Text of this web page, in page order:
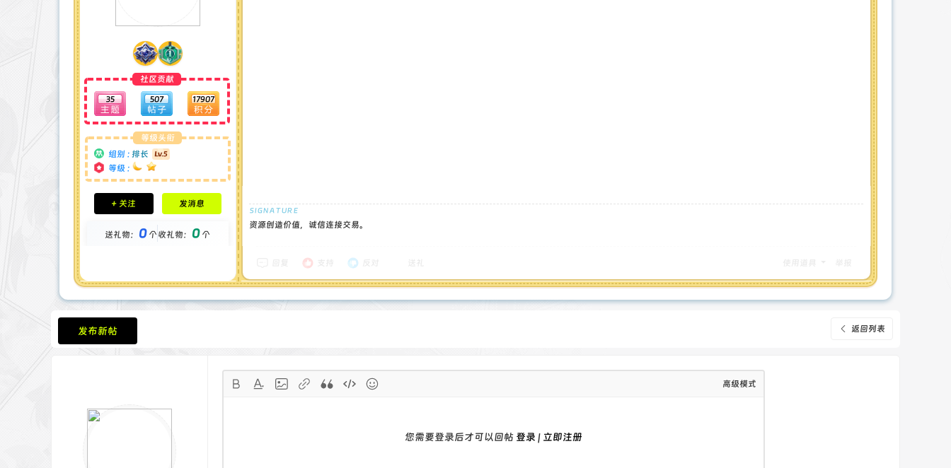
社区贡献
35 507 17907
等级头衔
组别 : 排长
等级 :
积分成就
钻石 : 1 颗
金币 : 0 枚
+ 关注 发消息
送礼物： 0个收礼物： 0个
资源创造价值，诚信连接交易。
返回列表
发布新帖
高级模式
您需要登录后才可以回帖 登录 | 立即注册